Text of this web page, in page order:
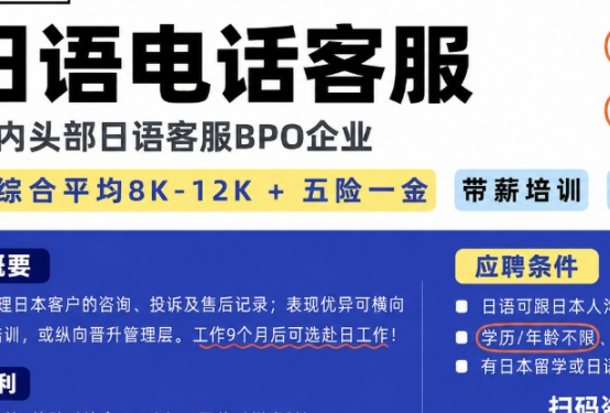
心价值提出的"Autonomy（进化的自主性）、
体与时空的扩展）、Affinity（与人的协作、与社会的共
具体体现。
地时间1月5日17:00-17:30（日本时间1月6日10:00-10:30）在
心的索尼本田移动出行AFEELA展台举行。计划也将在AFEELA
进行直播。
Twitter）上，已汇集了诸如"新概念车会是什么样子
会做成什么样"、"十分期待"等充满期待的声音。
持续进化的技术表示惊讶，例如"技术进化速度超乎想象"。